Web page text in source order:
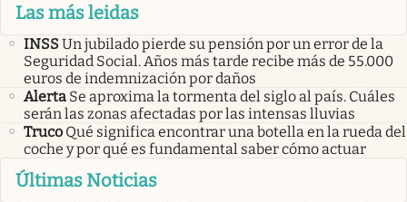
Las más leidas
INSSUn jubilado pierde su pensión por un error de la
Seguridad Social. Años más tarde recibe más de 55.000
euros de indemnización por daños
Alerta Se aproxima la tormenta del siglo al país. Cuáles
serán las zonas afectadas por las intensas lluvias
Truco Qué significa encontrar una botella en la rueda del
coche y por qué es fundamental saber cómo actuar
Últimas Noticias